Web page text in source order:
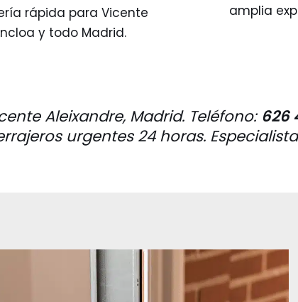
rápida para Vicente
y todo Madrid.
amplia
Aleixandre, Madrid. Teléfono: 626
urgentes 24 horas.